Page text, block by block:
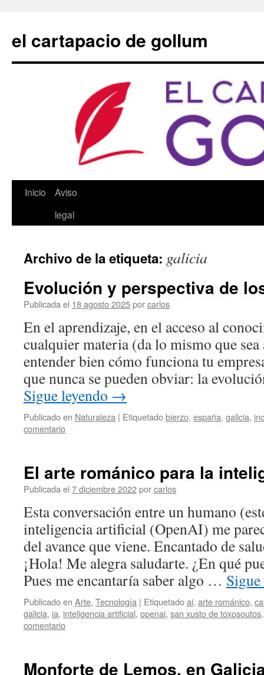
contenido
el cartapacio de gollum
Inicio
Aviso
legal
Archivo de la etiqueta: galicia
Evolución y perspectiva de
Publicada el 18 agosto 2025porcarlos
En el aprendizaje, en el acceso al
cualquier materia (da lo mismo que
entender bien cómo funciona tu
que nunca se pueden obviar: la
Sigue leyendo →
Publicado en Naturaleza | Etiquetadobierzo, españa, galicia,
comentario
El arte románico para la
Publicada el 7 diciembre 2022porcarlos
Esta conversación entre un humano
inteligencia artificial (OpenAI) me
del avance que viene. Encantado de
¡Hola! Me alegra saludarte. ¿En qué
Pues me encantaría saber algo …
Publicado en Arte, Tecnología | Etiquetadoai, arte románico,
galicia, ia, inteligencia artificial, openai, san xusto de toxosoutos
comentario
Monforte de Lemos, en